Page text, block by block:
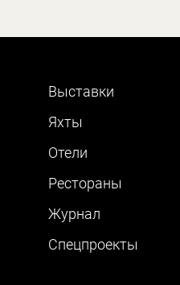
Выставки
Яхты
Отели
Рестораны
Журнал
Cпецпроекты